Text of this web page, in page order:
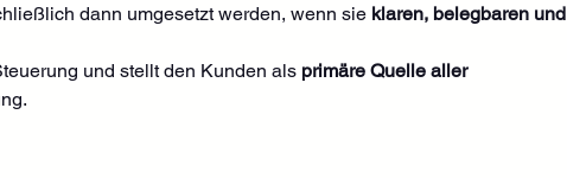
dann umgesetzt werden, wenn sie klaren, belegbaren und
und stellt den Kunden als primäre Quelle aller